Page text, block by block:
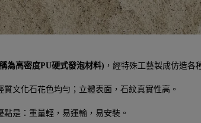
為高密度PU硬式發泡材料) ，經特殊工藝製成仿造各
文化石花色均勻；立體表面，石紋真實性高。
點是：重量輕，易運輸，易安裝。